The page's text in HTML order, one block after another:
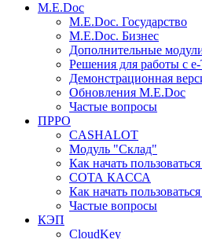
M.E.Doc
M.E.Doc. Государство
M.E.Doc. Бизнес
Дополнительные
Решения для работы с
Демонстрационная
Обновления M.E.Doc
Частые вопросы
ПРРО
CASHALOT
Модуль "Склад"
Как начать
СОТА КАCСА
Как начать
Частые вопросы
КЭП
CloudKey